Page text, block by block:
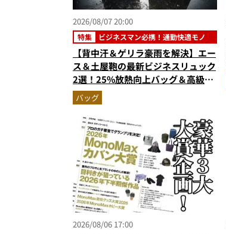
2026/08/07 20:00
特集 ビジネスマン必携！通勤快適モノ
【背中汗＆ゲリラ豪雨を解決】エー
ス＆土屋鞄の最新ビジネスリュック
2選！25%放熱向上バッグ＆高級防
水レザーの全貌
バッグ
2026/08/06 17:00